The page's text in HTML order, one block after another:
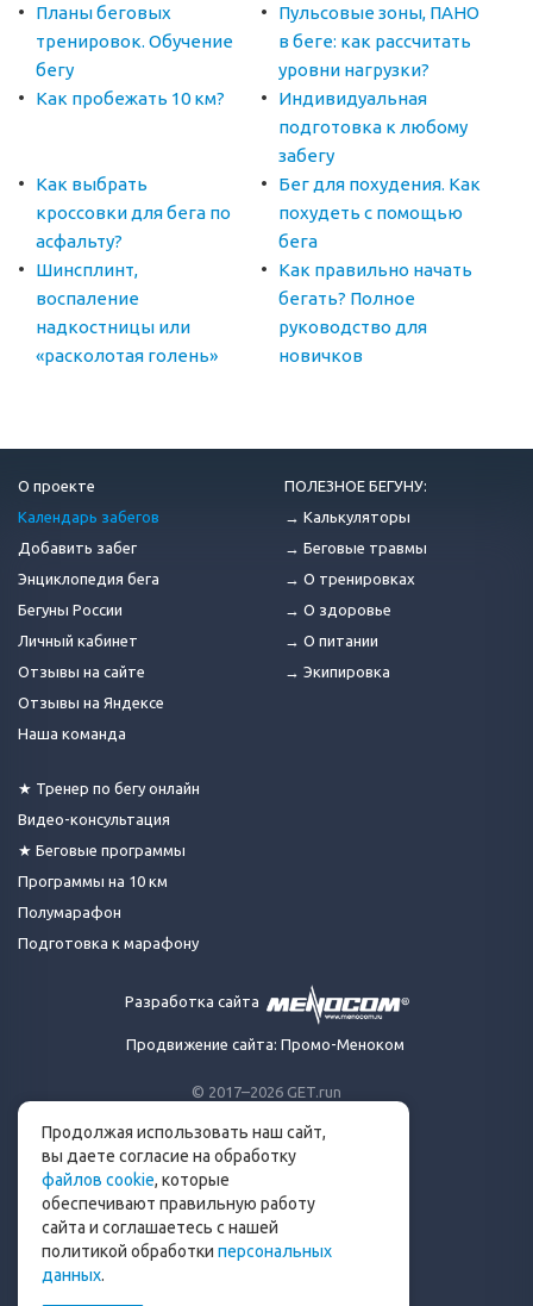
Планы беговых
тренировок. Обучение
бегу
Пульсовые зоны, ПАНО
в беге: как рассчитать
уровни нагрузки?
Как пробежать 10 км?
Индивидуальная
подготовка к любому
забегу
Как выбрать
кроссовки для бега по
асфальту?
Бег для похудения. Как
похудеть с помощью
бега
Шинсплинт,
воспаление
надкостницы или
«расколотая голень»
Как правильно начать
бегать? Полное
руководство для
новичков
© 2017–2026 GET.run
Сделано с ❤ бегунами
для бегунов
Телеграм-канал Get.run
Беговой чат в Телеграм
info@get.run
О проекте
Календарь забегов
Добавить забег
Энциклопедия бега
Бегуны России
Личный кабинет
Отзывы на сайте
Отзывы на Яндексе
Наша команда
★ Тренер по бегу онлайн
Видео-консультация
★ Беговые программы
Программы на 10 км
Полумарафон
Подготовка к марафону
ПОЛЕЗНОЕ БЕГУНУ:
→ Калькуляторы
→ Беговые травмы
→ О тренировках
→ О здоровье
→ О питании
→ Экипировка
Разработка сайта
Продвижение сайта: Промо-Меноком
Продолжая использовать наш сайт,
вы даете согласие на обработку
файлов cookie, которые
обеспечивают правильную работу
сайта и соглашаетесь с нашей
политикой обработки персональных
данных.